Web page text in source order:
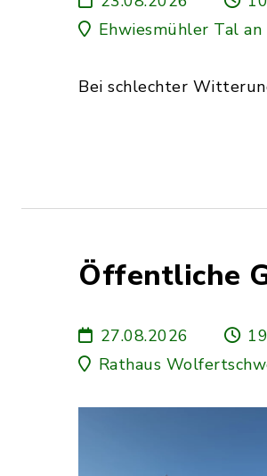
Ehwiesmühler Tal
Bei schlechter
Öffentliche
27.08.2026
Rathaus